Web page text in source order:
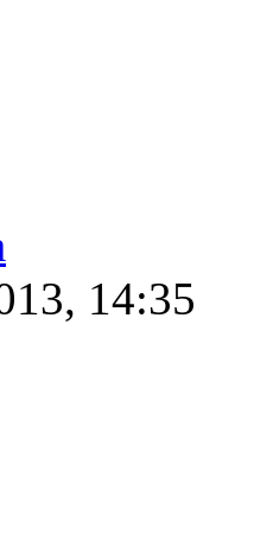
14:35